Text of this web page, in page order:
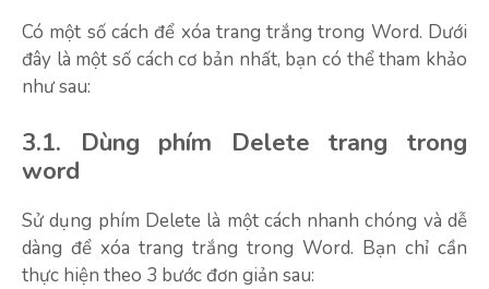
Có một số cách để xóa trang trắng trong Word. Dưới
đây là một số cách cơ bản nhất, bạn có thể tham khảo
như sau:
3.1. Dùng phím Delete trang trong
word
Sử dụng phím Delete là một cách nhanh chóng và dễ
dàng để xóa trang trắng trong Word. Bạn chỉ cần
thực hiện theo 3 bước đơn giản sau: